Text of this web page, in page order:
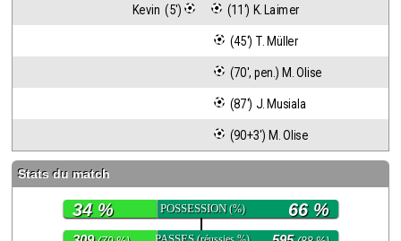
Kevin  (5') (11') K. Laimer
(45') T. Müller
(70', pen.) M. Olise
(87') J. Musiala
(90+3') M. Olise
Stats du match
POSSESSION(%)
34 % 66 %
Tableau transferts L1
Taille de la police
Paramètrages / Options
Contact / Signaler un bug
Recrutement Maxifoot
Mentions légales